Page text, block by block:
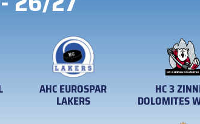
AHC EUROSPAR
LAKERS
HC 3
DOLOMITES